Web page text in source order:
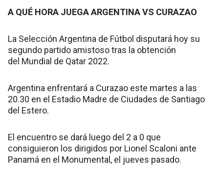
A QUÉ HORA JUEGA ARGENTINA VS CURAZAO
La Selección Argentina de Fútbol disputará hoy su
segundo partido amistoso tras la obtención
del Mundial de Qatar 2022.
Argentina enfrentará a Curazao este martes a las
20.30 en el Estadio Madre de Ciudades de Santiago
del Estero.
El encuentro se dará luego del 2 a 0 que
consiguieron los dirigidos por Lionel Scaloni ante
Panamá en el Monumental, el jueves pasado.